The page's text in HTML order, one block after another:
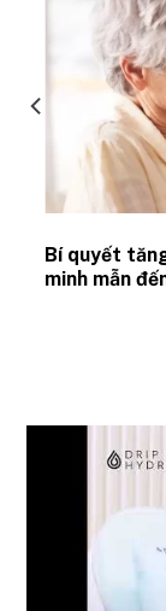
Bí quyết
minh mẫn